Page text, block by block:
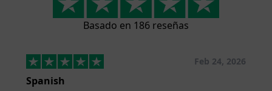
Basado en 186 reseñas
Feb 24, 2026
Spanish